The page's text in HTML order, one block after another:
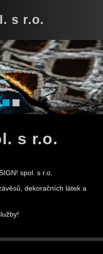
s r.o.
s r.o.
spol. s r.o.
dekoračních látek a